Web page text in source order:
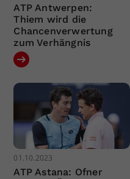
ATP Antwerpen:
Thiem wird die
Chancenverwertung
zum Verhängnis
01.10.2023
ATP Astana: Ofner